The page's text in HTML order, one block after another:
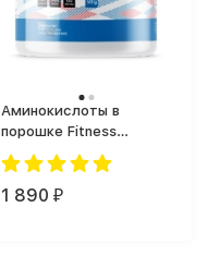
Аминокислоты в
порошке Fitness
Formula L-Glutamine
(500 г)
1 890 ₽